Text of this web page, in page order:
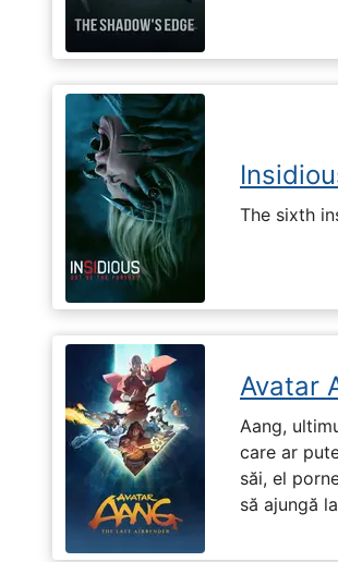
The sixth
Avatar
Aang,
care ar
săi, el
să ajungă